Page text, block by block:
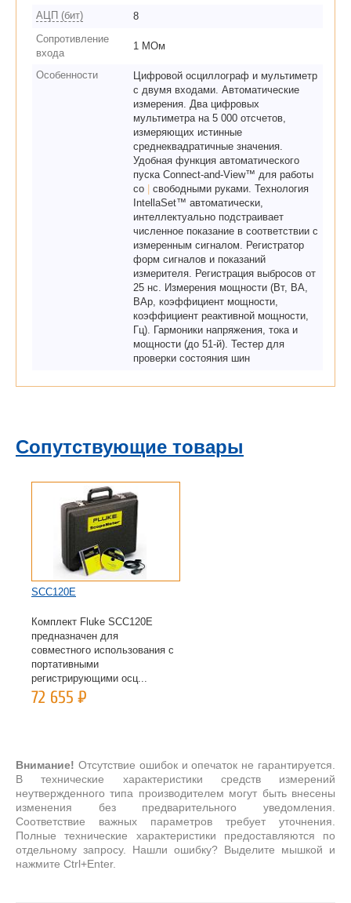
АЦП (бит)
8
Сопротивление
входа
1 МОм
Особенности
Цифровой осциллограф и мультиметр
с двумя входами. Автоматические
измерения. Два цифровых
мультиметра на 5 000 отсчетов,
измеряющих истинные
среднеквадратичные значения.
Удобная функция автоматического
пуска Connect-and-View™ для работы
со
свободными руками. Технология
IntellaSet™ автоматически,
интеллектуально подстраивает
численное показание в соответствии с
измеренным сигналом. Регистратор
форм сигналов и показаний
измерителя. Регистрация выбросов от
25 нс. Измерения мощности (Вт, ВА,
ВАр, коэффициент мощности,
коэффициент реактивной мощности,
Гц). Гармоники напряжения, тока и
мощности (до 51-й). Тестер для
проверки состояния шин
Сопутствующие товары
SCC120E
Комплект Fluke SCC120E
предназначен для
совместного использования с
портативными
регистрирующими осц...
72 655Р
Внимание! Отсутствие ошибок и опечаток не гарантируется.
В технические характеристики средств измерений
неутвержденного типа производителем могут быть внесены
изменения без предварительного уведомления.
Соответствие важных параметров требует уточнения.
Полные технические характеристики предоставляются по
отдельному запросу. Нашли ошибку? Выделите мышкой и
нажмите Ctrl+Enter.